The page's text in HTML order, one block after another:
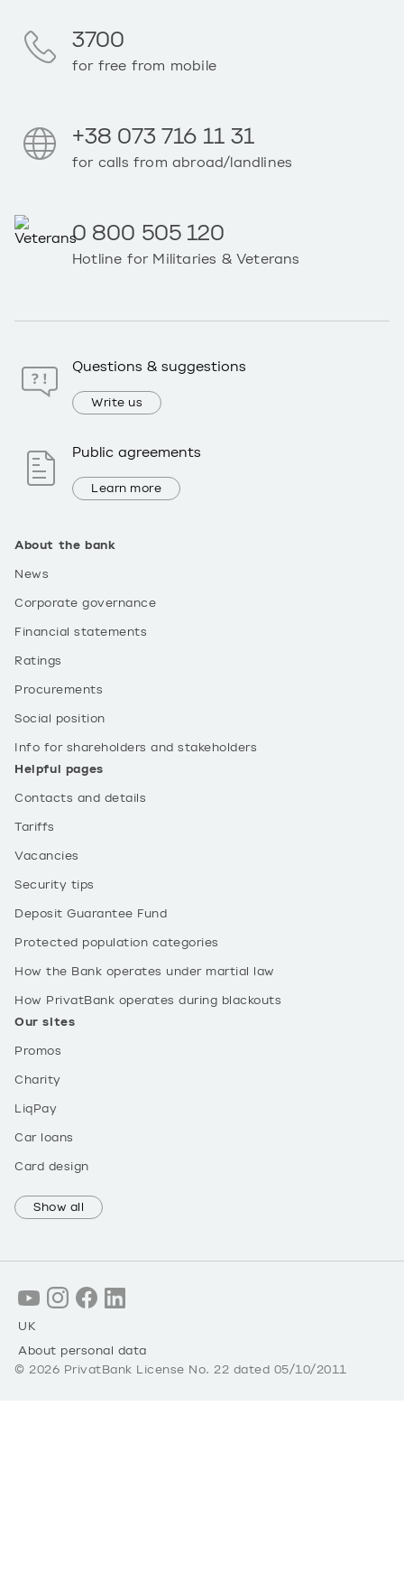
About the bank
News
Corporate governance
Financial statements
Ratings
Procurements
Social position
Info for shareholders and stakeholders
Helpful pages
Contacts and details
Tariffs
Vacancies
Security tips
Deposit Guarantee Fund
Protected population categories
How the Bank operates under martial law
How PrivatBank operates during blackouts
Our sites
Promos
Charity
LiqPay
Car loans
Card design
Show all
3700
for free from mobile
+38 073 716 11 31
for calls from abroad/landlines
0 800 505 120
Hotline for Militaries & Veterans
Questions & suggestions
Write us
Public agreements
Learn more
UK
About personal data
© 2026 PrivatBank License No. 22 dated 05/10/2011